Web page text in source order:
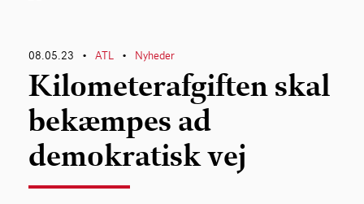
08.05.23 • ATL • Nyheder
Kilometerafgiften skal
bekæmpes ad
demokratisk vej